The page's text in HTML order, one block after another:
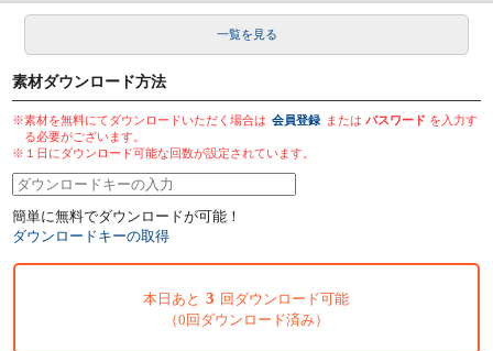
一覧を見る
素材ダウンロード方法
※素材を無料にてダウンロードいただく場合は 会員登録 またはパスワード を入力す
る必要がございます。
※１日にダウンロード可能な回数が設定されています。
簡単に無料でダウンロードが可能！
ダウンロードキーの取得
本日あと 3 回ダウンロード可能
（0回ダウンロード済み）